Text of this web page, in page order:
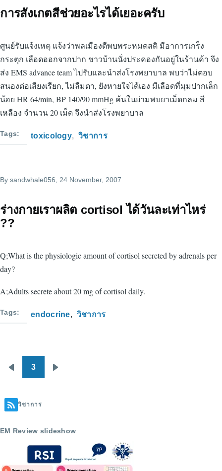
การสังเกตสีช่วยอะไรได้เยอะครับ
ศูนย์รับแจ้งเหตุ แจ้งว่าพลเมืองดีพบพระหมดสติ มีอาการเกร็ง
กระตุก เลือดออกจากปาก ชาวบ้านนั่งประคองกันอยู่ในร้านค้า จึง
ส่ง EMS advance team ไปรับและนำส่งโรงพยาบาล พบว่าไม่ตอบ
สนองต่อเสียงเรียก, ไม่ลืมตา, ยังหายใจได้เอง มีเลือดที่มุมปากเล็ก
น้อย HR 64/min, BP 140/90 mmHg ค้นในย่ามพบยาเม็ดกลม สี
เหลือง จำนวน 20 เม็ด จึงนำส่งโรงพยาบาล
Tags toxicology วิชาการ
By sandwhale056, 24 November, 2007
ร่างกายเราผลิต cortisol ได้วันละเท่าไหร่
??
Q;What is the physiologic amount of cortisol secreted by adrenals per
day?
A;Adults secrete about 20 mg of cortisol daily.
Tags endocrine วิชาการ
Pagination
Previous
3
วิชาการ
EM Review slideshow